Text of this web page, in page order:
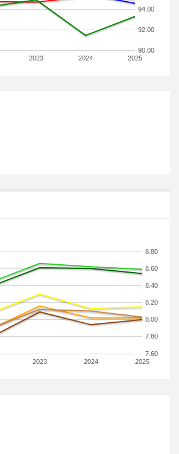
2023 2024 2025
90.00
92.00
94.00
2023 2024 2025
7.60
7.80
8.00
8.20
8.40
8.60
8.80